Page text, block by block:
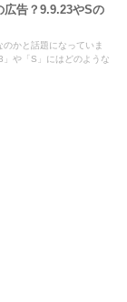
広告？9.9.23やSの
かと話題になっていま
や「S」にはどのような